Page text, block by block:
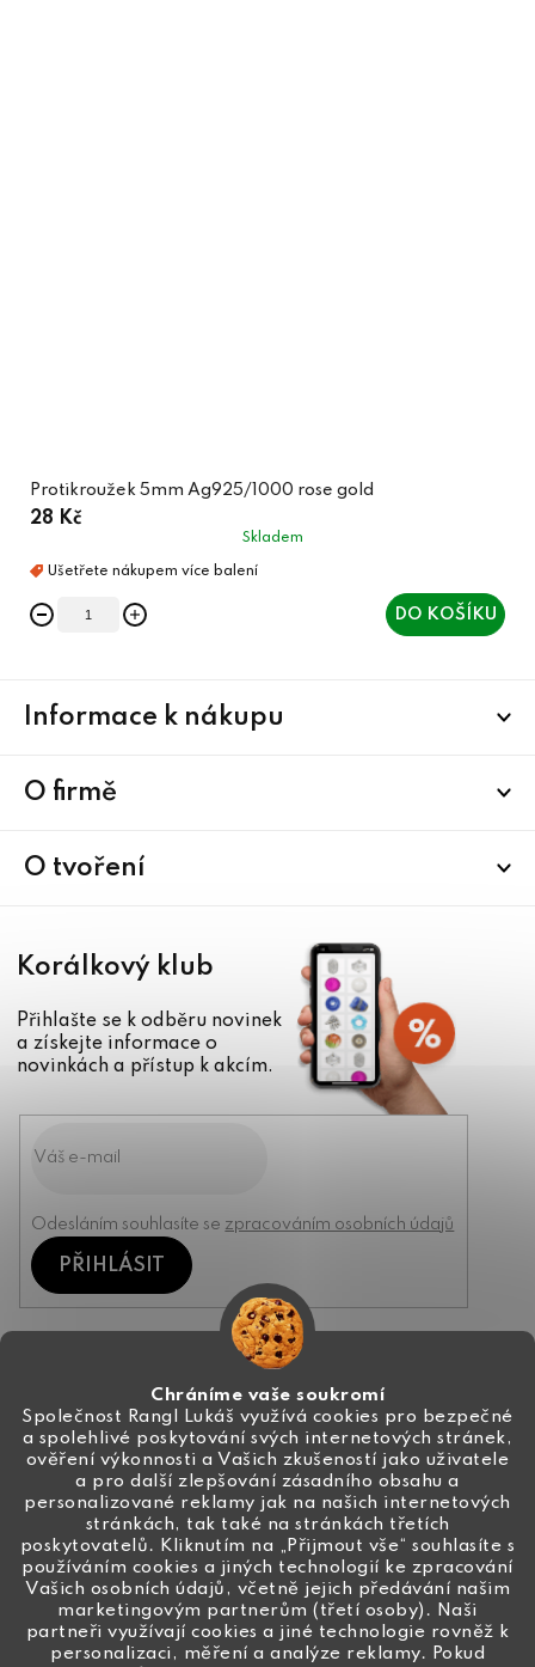
Chráníme vaše soukromí
Společnost Rangl Lukáš využívá cookies pro bezpečné
a spolehlivé poskytování svých internetových stránek,
ověření výkonnosti a Vašich zkušeností jako uživatele
a pro další zlepšování zásadního obsahu a
personalizované reklamy jak na našich internetových
stránkách, tak také na stránkách třetích
poskytovatelů. Kliknutím na „Přijmout vše“ souhlasíte s
používáním cookies a jiných technologií ke zpracování
Vašich osobních údajů, včetně jejich předávání našim
marketingovým partnerům (třetí osoby). Naši
partneři využívají cookies a jiné technologie rovněž k
personalizaci, měření a analýze reklamy. Pokud
Protikroužek 5mm Ag925/1000 rose gold
28 Kč
Skladem
DO KOŠÍKU
Informace k nákupu
O firmě
O tvoření
Korálkový klub
Přihlašte se k odběru novinek
a získejte informace o
novinkách a přístup k akcím.
Odesláním souhlasíte se zpracováním osobních údajů
PŘIHLÁSIT
info@ceske-koralky.cz
+420 774 444 191